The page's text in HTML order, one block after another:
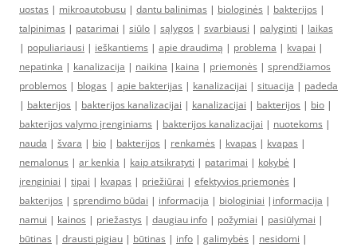
uostas | mikroautobusu | dantu balinimas | biologinės | bakterijos |
talpinimas | patarimai | siūlo | sąlygos | svarbiausi | palyginti | laikas
| populiariausi | ieškantiems | apie draudimą | problema | kvapai |
nepatinka | kanalizacija | naikina | kaina | priemonės | sprendžiamos
problemos | blogas | apie bakterijas | kanalizacijai | situacija | padeda
| bakterijos | bakterijos kanalizacijai | kanalizacijai | bakterijos | bio |
bakterijos valymo įrenginiams | bakterijos kanalizacijai | nuotekoms |
nauda | švara | bio | bakterijos | renkamės | kvapas | kvapas |
nemalonus | ar kenkia | kaip atsikratyti | patarimai | kokybė |
įrenginiai | tipai | kvapas | priežiūrai | efektyvios priemonės |
bakterijos | sprendimo būdai | informacija | biologiniai | informacija |
namui | kainos | priežastys | daugiau info | požymiai | pasiūlymai |
būtinas | drausti pigiau | būtinas | info | galimybės | nesidomi |